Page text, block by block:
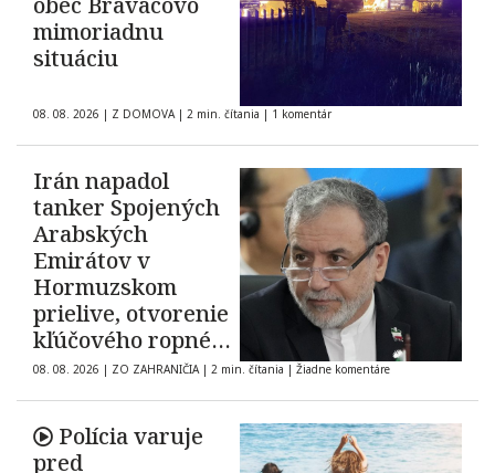
mimoriadnu
situáciu
08. 08. 2026 | Z DOMOVA | 2 min. čítania | 1 komentár
Irán napadol
tanker Spojených
Arabských
Emirátov v
Hormuzskom
prielive, otvorenie
kľúčového ropného
koridoru ostáva
neisté
08. 08. 2026 | ZO ZAHRANIČIA | 2 min. čítania | Žiadne komentáre
Polícia varuje
pred